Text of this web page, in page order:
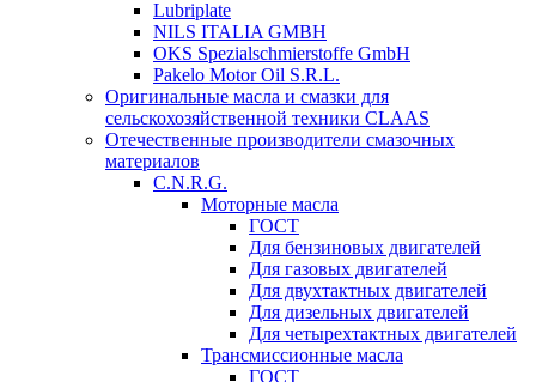
Lubriplate
NILS ITALIA GMBH
OKS Spezialschmierstoffe GmbH
Pakelo Motor Oil S.R.L.
Оригинальные масла и смазки для
сельскохозяйственной техники CLAAS
Отечественные производители смазочных
материалов
C.N.R.G.
Моторные масла
ГОСТ
Для бензиновых двигателей
Для газовых двигателей
Для двухтактных двигателей
Для дизельных двигателей
Для четырехтактных двигателей
Трансмиссионные масла
ГОСТ